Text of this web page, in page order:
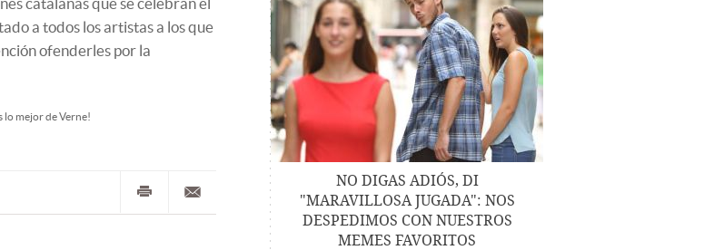
a todos los artistas a los que
ofenderles por la
lo mejor de Verne!
NO DIGAS ADIÓS, DI
"MARAVILLOSA JUGADA": NOS
DESPEDIMOS CON NUESTROS
MEMES FAVORITOS